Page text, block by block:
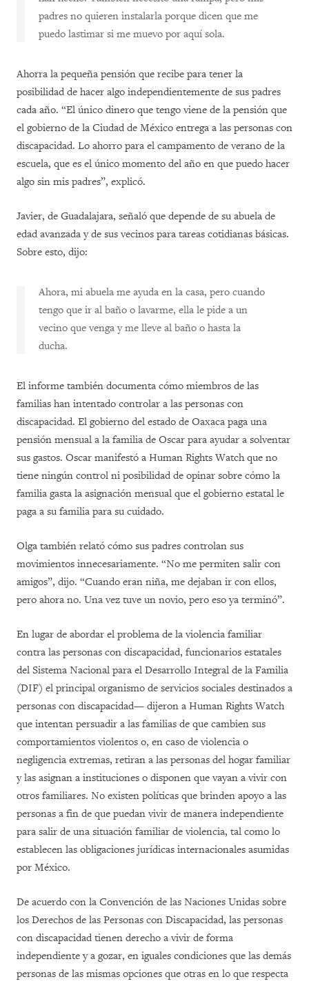
padres no quieren instalarla porque dicen que me
puedo lastimar si me muevo por aquí sola.
Ahorra la pequeña pensión que recibe para tener la
posibilidad de hacer algo independientemente de sus padres
cada año. “El único dinero que tengo viene de la pensión que
el gobierno de la Ciudad de México entrega a las personas con
discapacidad. Lo ahorro para el campamento de verano de la
escuela, que es el único momento del año en que puedo hacer
algo sin mis padres”, explicó.
Javier, de Guadalajara, señaló que depende de su abuela de
edad avanzada y de sus vecinos para tareas cotidianas básicas.
Sobre esto, dijo:
Ahora, mi abuela me ayuda en la casa, pero cuando
tengo que ir al baño o lavarme, ella le pide a un
vecino que venga y me lleve al baño o hasta la
ducha.
El informe también documenta cómo miembros de las
familias han intentado controlar a las personas con
discapacidad. El gobierno del estado de Oaxaca paga una
pensión mensual a la familia de Oscar para ayudar a solventar
sus gastos. Oscar manifestó a Human Rights Watch que no
tiene ningún control ni posibilidad de opinar sobre cómo la
familia gasta la asignación mensual que el gobierno estatal le
paga a su familia para su cuidado.
Olga también relató cómo sus padres controlan sus
movimientos innecesariamente. “No me permiten salir con
amigos”, dijo. “Cuando eran niña, me dejaban ir con ellos,
pero ahora no. Una vez tuve un novio, pero eso ya terminó”.
En lugar de abordar el problema de la violencia familiar
contra las personas con discapacidad, funcionarios estatales
del Sistema Nacional para el Desarrollo Integral de la Familia
(DIF) el principal organismo de servicios sociales destinados a
personas con discapacidad— dijeron a Human Rights Watch
que intentan persuadir a las familias de que cambien sus
comportamientos violentos o, en caso de violencia o
negligencia extremas, retiran a las personas del hogar familiar
y las asignan a instituciones o disponen que vayan a vivir con
otros familiares. No existen políticas que brinden apoyo a las
personas a fin de que puedan vivir de manera independiente
para salir de una situación familiar de violencia, tal como lo
establecen las obligaciones jurídicas internacionales asumidas
por México.
De acuerdo con la Convención de las Naciones Unidas sobre
los Derechos de las Personas con Discapacidad, las personas
con discapacidad tienen derecho a vivir de forma
independiente y a gozar, en iguales condiciones que las demás
personas de las mismas opciones que otras en lo que respecta